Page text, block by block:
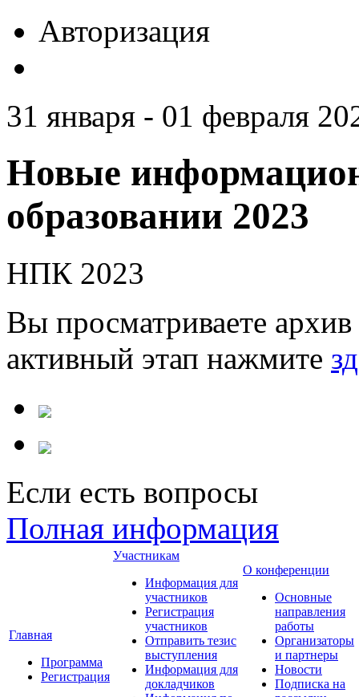
Авторизация
31 января - 01 февраля
Новые
образовании 2023
НПК 2023
Вы просматриваете
активный этап нажмите
Если есть вопросы
Полная информация
Главная
Программа
Регистрация
Участникам
Информация для
участников
Регистрация
участников
Отправить тезис
выступления
Информация для
докладчиков
О конференции
Основные
направления
работы
Организаторы
и партнеры
Новости
Подписка на